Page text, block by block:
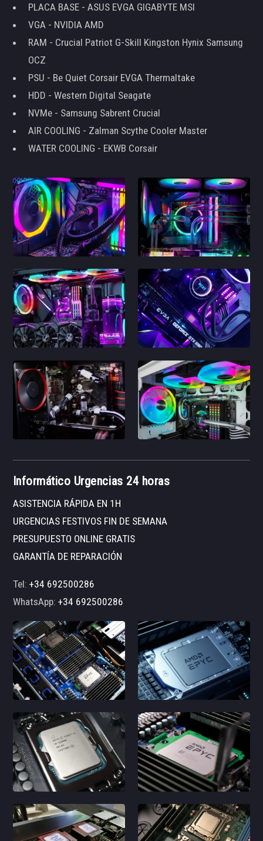
PLACA BASE - ASUS EVGA GIGABYTE MSI
VGA - NVIDIA AMD
RAM - Crucial Patriot G-Skill Kingston Hynix Samsung
OCZ
PSU - Be Quiet Corsair EVGA Thermaltake
HDD - Western Digital Seagate
NVMe - Samsung Sabrent Crucial
AIR COOLING - Zalman Scythe Cooler Master
WATER COOLING - EKWB Corsair
Informático Urgencias 24 horas
ASISTENCIA RÁPIDA EN 1H
URGENCIAS FESTIVOS FIN DE SEMANA
PRESUPUESTO ONLINE GRATIS
GARANTÍA DE REPARACIÓN
Tel:+34 692500286
WhatsApp:+34 692500286